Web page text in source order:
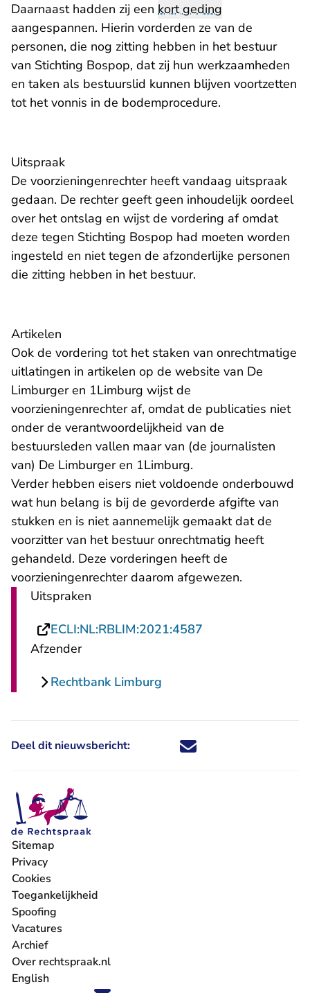
Daarnaast hadden zij een kort geding
aangespannen. Hierin vorderden ze van de
personen, die nog zitting hebben in het bestuur
van Stichting Bospop, dat zij hun werkzaamheden
en taken als bestuurslid kunnen blijven voortzetten
tot het vonnis in de bodemprocedure.
Uitspraak
De voorzieningenrechter heeft vandaag uitspraak
gedaan. De rechter geeft geen inhoudelijk oordeel
over het ontslag en wijst de vordering af omdat
deze tegen Stichting Bospop had moeten worden
ingesteld en niet tegen de afzonderlijke personen
die zitting hebben in het bestuur.
Artikelen
Ook de vordering tot het staken van onrechtmatige
uitlatingen in artikelen op de website van De
Limburger en 1Limburg wijst de
voorzieningenrechter af, omdat de publicaties niet
onder de verantwoordelijkheid van de
bestuursleden vallen maar van (de journalisten
van) De Limburger en 1Limburg.
Verder hebben eisers niet voldoende onderbouwd
wat hun belang is bij de gevorderde afgifte van
stukken en is niet aannemelijk gemaakt dat de
voorzitter van het bestuur onrechtmatig heeft
gehandeld. Deze vorderingen heeft de
voorzieningenrechter daarom afgewezen.
Uitspraken
ECLI:NL:RBLIM:2021:4587
Afzender
Rechtbank Limburg
Deel dit nieuwsbericht: Deel dit nieuwsbericht via X -
Deel dit nieuwsbericht via
Deel dit nieuwsbericht
Deel dit
Sitemap
Privacy
Cookies
Toegankelijkheid
Spoofing
Vacatures
- U verlaat Rechtspraak.nl
Archief
Over rechtspraak.nl
English